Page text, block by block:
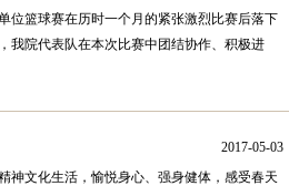
位篮球赛在历时一个月的紧张激烈比赛后落下
我院代表队在本次比赛中团结协作、积极进
2017-05-03
文化生活，愉悦身心、强身健体，感受春天